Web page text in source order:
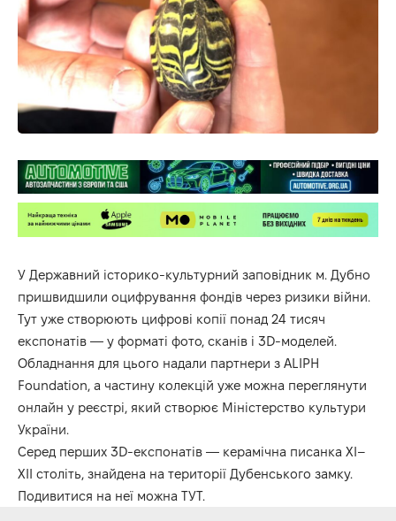
У Державний історико-культурний заповідник м. Дубно
пришвидшили оцифрування фондів через ризики війни.
Тут уже створюють цифрові копії понад 24 тисяч
експонатів — у форматі фото, сканів і 3D-моделей.
Обладнання для цього надали партнери з ALIPH
Foundation, а частину колекцій уже можна переглянути
онлайн у реєстрі, який створює Міністерство культури
України.
Серед перших 3D-експонатів — керамічна писанка XI–
XII століть, знайдена на території Дубенського замку.
Подивитися на неї можна ТУТ.